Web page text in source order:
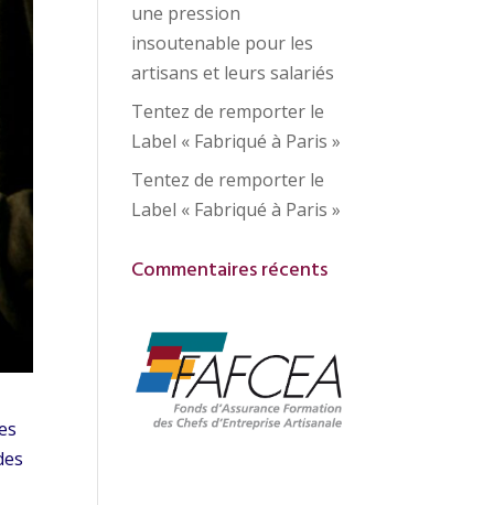
une pression
insoutenable pour les
artisans et leurs salariés
Tentez de remporter le
Label « Fabriqué à Paris »
Tentez de remporter le
Label « Fabriqué à Paris »
Commentaires récents